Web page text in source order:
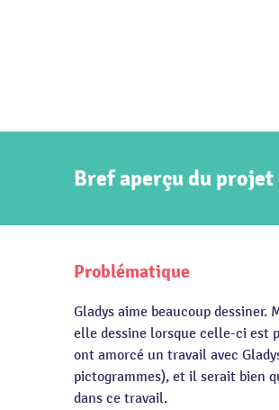
Bref aperçu du projet
Problématique
Gladys aime beaucoup
elle dessine lorsque celle-ci est
ont amorcé un travail avec
pictogrammes), et il serait bien
dans ce travail.